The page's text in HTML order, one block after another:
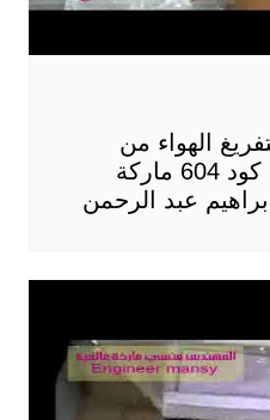
الهواء من
أكياس الدجاج المجمد كود 604 ماركة
عبد الرحمن